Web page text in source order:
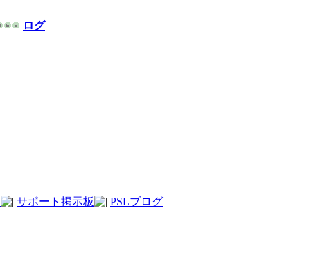
ログ
サポート掲示板 PSLブログ